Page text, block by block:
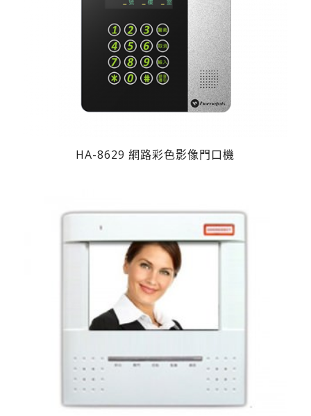
HA-8629 網路彩色影像門口機